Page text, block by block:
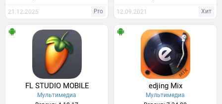
21.12.2025 Pro 12.09.2021 Хит
FL STUDIO MOBILE
Мультимедиа
edjing Mix
Мультимедиа